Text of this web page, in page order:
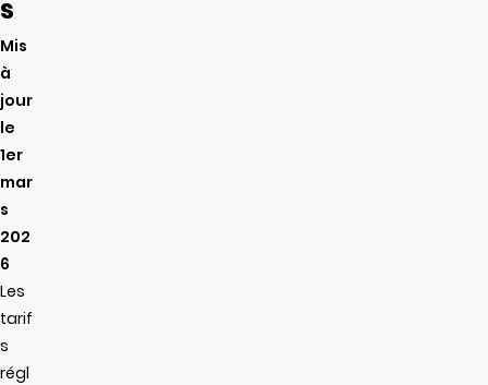
s
Mis
à
jour
le
1er
mar
s
202
6
Les
tarif
s
régl